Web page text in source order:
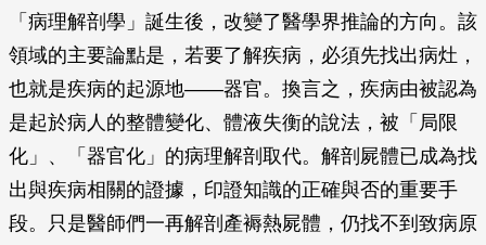
「病理解剖學」誕生後，改變了醫學界推論的方向。該
領域的主要論點是，若要了解疾病，必須先找出病灶，
也就是疾病的起源地——器官。換言之，疾病由被認為
是起於病人的整體變化、體液失衡的說法，被「局限
化」、「器官化」的病理解剖取代。解剖屍體已成為找
出與疾病相關的證據，印證知識的正確與否的重要手
段。只是醫師們一再解剖產褥熱屍體，仍找不到致病原